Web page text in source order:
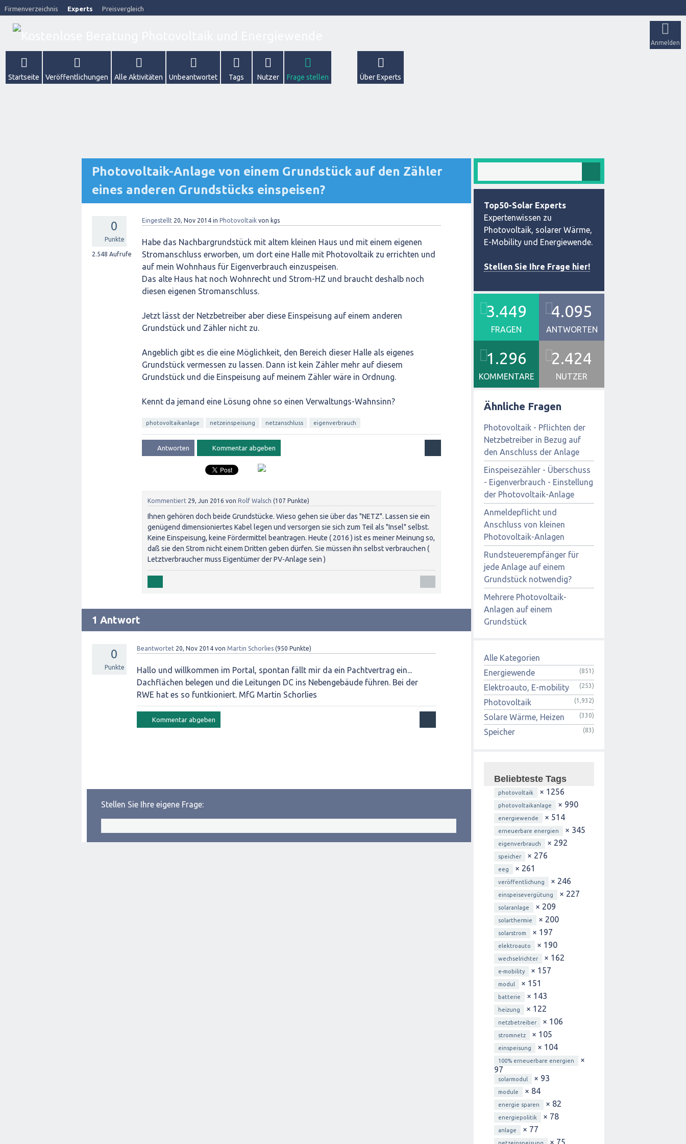
Firmenverzeichnis Experts Preisvergleich
Anmelden
Startseite Veröffentlichungen Alle Aktivitäten Unbeantwortet Tags Nutzer Frage stellen Über Experts
Photovoltaik-Anlage von einem Grundstück auf den Zähler
eines anderen Grundstücks einspeisen?
0
Punkte
2.548 Aufrufe
Eingestellt 20, Nov 2014 in Photovoltaik von kgs
Habe das Nachbargrundstück mit altem kleinen Haus und mit einem eigenen
Stromanschluss erworben, um dort eine Halle mit Photovoltaik zu errichten und
auf mein Wohnhaus für Eigenverbrauch einzuspeisen.
Das alte Haus hat noch Wohnrecht und Strom-HZ und braucht deshalb noch
diesen eigenen Stromanschluss.
Jetzt lässt der Netzbetreiber aber diese Einspeisung auf einem anderen
Grundstück und Zähler nicht zu.
Angeblich gibt es die eine Möglichkeit, den Bereich dieser Halle als eigenes
Grundstück vermessen zu lassen. Dann ist kein Zähler mehr auf diesem
Grundstück und die Einspeisung auf meinem Zähler wäre in Ordnung.
Kennt da jemand eine Lösung ohne so einen Verwaltungs-Wahnsinn?
photovoltaikanlage netzeinspeisung netzanschluss eigenverbrauch
Kommentiert 29, Jun 2016 von Rolf Walsch (107 Punkte)
Ihnen gehören doch beide Grundstücke. Wieso gehen sie über das "NETZ". Lassen sie ein
genügend dimensioniertes Kabel legen und versorgen sie sich zum Teil als "Insel" selbst.
Keine Einspeisung, keine Fördermittel beantragen. Heute ( 2016 ) ist es meiner Meinung so,
daß sie den Strom nicht einem Dritten geben dürfen. Sie müssen ihn selbst verbrauchen (
Letztverbraucher muss Eigentümer der PV-Anlage sein )
1 Antwort
0
Punkte
Beantwortet 20, Nov 2014 von Martin Schorlies (950 Punkte)
Hallo und willkommen im Portal, spontan fällt mir da ein Pachtvertrag ein...
Dachflächen belegen und die Leitungen DC ins Nebengebäude führen. Bei der
RWE hat es so funtkioniert. MfG Martin Schorlies
Stellen Sie Ihre eigene Frage:
Top50-Solar Experts
Expertenwissen zu
Photovoltaik, solarer Wärme,
E-Mobility und Energiewende.
Stellen Sie Ihre Frage hier!
3.449
FRAGEN
4.095
ANTWORTEN
1.296
KOMMENTARE
2.424
NUTZER
Ähnliche Fragen
Photovoltaik - Pflichten der
Netzbetreiber in Bezug auf
den Anschluss der Anlage
Einspeisezähler - Überschuss
- Eigenverbrauch - Einstellung
der Photovoltaik-Anlage
Anmeldepflicht und
Anschluss von kleinen
Photovoltaik-Anlagen
Rundsteuerempfänger für
jede Anlage auf einem
Grundstück notwendig?
Mehrere Photovoltaik-
Anlagen auf einem
Grundstück
Alle Kategorien
Energiewende
(851)
Elektroauto, E-mobility (253)
Photovoltaik (1,932)
Solare Wärme, Heizen (330)
Speicher (83)
Beliebteste Tags
photovoltaik × 1256
photovoltaikanlage × 990
energiewende × 514
erneuerbare energien × 345
eigenverbrauch × 292
speicher × 276
eeg × 261
veröffentlichung × 246
einspeisevergütung × 227
solaranlage × 209
solarthermie × 200
solarstrom × 197
elektroauto × 190
wechselrichter × 162
e-mobility × 157
modul × 151
batterie × 143
heizung × 122
netzbetreiber × 106
stromnetz × 105
einspeisung × 104
100% erneuerbare energien
×
97
solarmodul × 93
module × 84
energie sparen × 82
energiepolitik × 78
anlage × 77
netzeinspeisung × 75